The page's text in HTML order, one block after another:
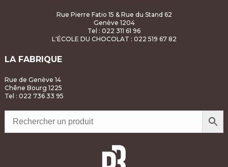
Rue Pierre Fatio 15 & Rue du Stand 62
Genève 1204
Tel : 022 311 61 96
L'ÉCOLE DU CHOCOLAT : 022 519 67 82
LA FABRIQUE
Rue de Genève 14
Chêne Bourg 1225
Tel : 022 736 33 95